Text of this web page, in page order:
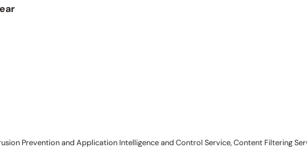
Prevention and Application Intelligence and Control Service, Content Filtering